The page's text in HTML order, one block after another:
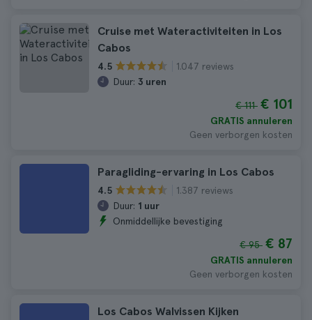
Cruise met Wateractiviteiten in Los
Cabos
4.5
1.047 reviews
Duur: 3 uren
€ 111 € 101
GRATIS annuleren
Geen verborgen kosten
Paragliding-ervaring in Los Cabos
4.5
1.387 reviews
Duur: 1 uur
Onmiddellijke bevestiging
€ 95 € 87
GRATIS annuleren
Geen verborgen kosten
Los Cabos Walvissen Kijken